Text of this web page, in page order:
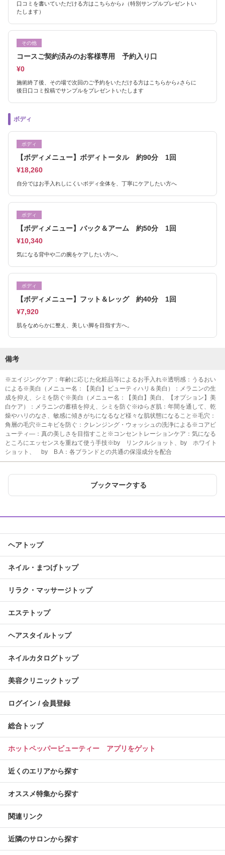
口コミを書いていただける方はこちらから♪（特別サンプルプレゼントい
たします）
その他
コースご契約済みのお客様専用 予約入り口
¥0
施術終了後、その場で次回のご予約をいただける方はこちらから♪さらに
後日口コミ投稿でサンプルをプレゼントいたします
ボディ
ボディ
【ボディメニュー】ボディトータル 約90分 1回
¥18,260
自分ではお手入れしにくいボディ全体を、丁寧にケアしたい方へ
ボディ
【ボディメニュー】バック＆アーム 約50分 1回
¥10,340
気になる背中や二の腕をケアしたい方へ。
ボディ
【ボディメニュー】フット＆レッグ 約40分 1回
¥7,920
肌をなめらかに整え、美しい脚を目指す方へ。
備考
※エイジングケア：年齢に応じた化粧品等によるお手入れ※透明感：うるおい
による※美白（メニュー名：【美白】ビューティハリ＆美白）：メラニンの生
成を抑え、シミを防ぐ※美白（メニュー名：【美白】美白、【オプション】美
白ケア）：メラニンの蓄積を抑え、シミを防ぐ※ゆらぎ肌：年間を通して、乾
燥やハリのなさ、敏感に傾きがちになるなど様々な肌状態になること※毛穴：
角層の毛穴※ニキビを防ぐ：クレンジング・ウォッシュの洗浄による※コアビ
ューティ―：真の美しさを目指すこと※コンセントレーションケア：気になる
ところにエッセンスを重ねて使う手技※by リンクルショット、by ホワイト
ショット、 by B.A：各ブランドとの共通の保湿成分を配合
ブックマークする
ヘアトップ
ネイル・まつげトップ
リラク・マッサージトップ
エステトップ
ヘアスタイルトップ
ネイルカタログトップ
美容クリニックトップ
ログイン / 会員登録
総合トップ
ホットペッパービューティー アプリをゲット
近くのエリアから探す
オススメ特集から探す
関連リンク
近隣のサロンから探す